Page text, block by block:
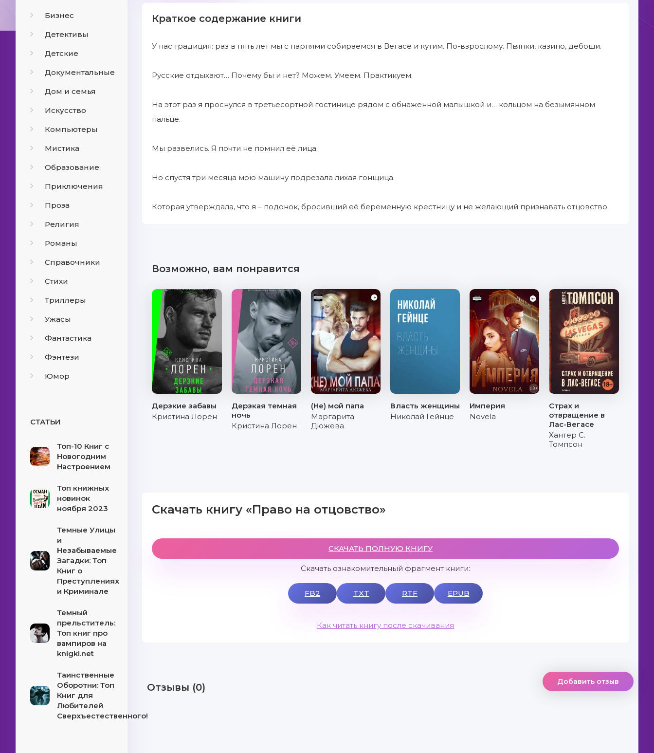
Бизнес
Детективы
Детские
Документальные
Дом и семья
Искусство
Компьютеры
Мистика
Образование
Приключения
Проза
Религия
Романы
Справочники
Стихи
Триллеры
Ужасы
Фантастика
Фэнтези
Юмор
СТАТЬИ
Топ-10 Книг с
Новогодним
Настроением
Топ книжных
новинок
ноября 2023
Темные Улицы
и
Незабываемые
Загадки: Топ
Книг о
Преступлениях
и Криминале
Темный
прельститель:
Топ книг про
вампиров на
knigki.net
Таинственные
Оборотни: Топ
Книг для
Любителей
Сверхъестественного!
Краткое содержание книги
У нас традиция: раз в пять лет мы с парнями собираемся в Вегасе и кутим. По-взрослому. Пьянки, казино, дебоши.
Русские отдыхают… Почему бы и нет? Можем. Умеем. Практикуем.
На этот раз я проснулся в третьесортной гостинице рядом с обнаженной малышкой и… кольцом на безымянном
пальце.
Мы развелись. Я почти не помнил её лица.
Но спустя три месяца мою машину подрезала лихая гонщица.
Которая утверждала, что я – подонок, бросивший её беременную крестницу и не желающий признавать отцовство.
Возможно, вам понравится
Дерзкие забавы
Кристина Лорен
Дерзкая темная
ночь
Кристина Лорен
(Не) мой папа
Маргарита
Дюжева
Власть женщины
Николай Гейнце
Империя
Novela
Страх и
отвращение в
Лас-Вегасе
Хантер С.
Томпсон
Скачать книгу «Право на отцовство»
СКАЧАТЬ ПОЛНУЮ КНИГУ
Скачать ознакомительный фрагмент книги:
FB2 TXT RTF EPUB
Как читать книгу после скачивания
Отзывы (0) Добавить отзыв